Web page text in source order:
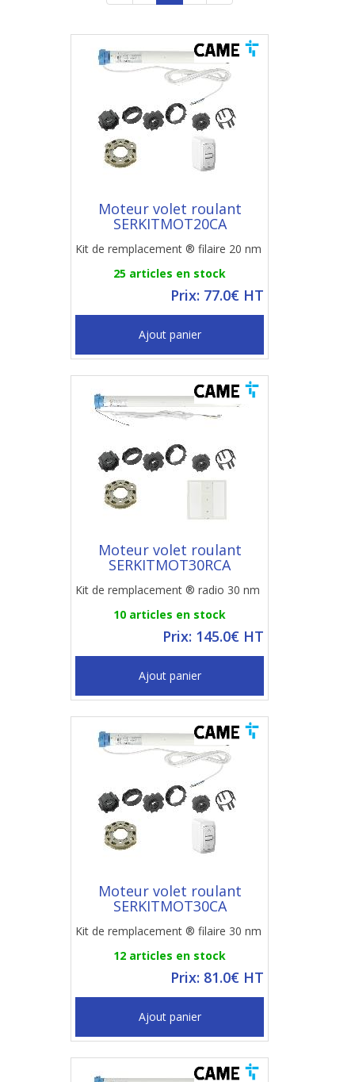
Moteur volet roulant
SERKITMOT20CA
Kit de remplacement ® filaire 20 nm
25 articles en stock
Prix: 77.0€ HT
Ajout panier
Moteur volet roulant
SERKITMOT30RCA
Kit de remplacement ® radio 30 nm
10 articles en stock
Prix: 145.0€ HT
Ajout panier
Moteur volet roulant
SERKITMOT30CA
Kit de remplacement ® filaire 30 nm
12 articles en stock
Prix: 81.0€ HT
Ajout panier